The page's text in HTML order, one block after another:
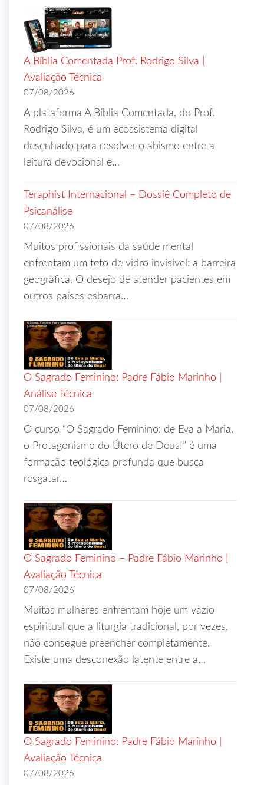
A Bíblia Comentada Prof. Rodrigo Silva |
Avaliação Técnica
07/08/2026
A plataforma A Bíblia Comentada, do Prof.
Rodrigo Silva, é um ecossistema digital
desenhado para resolver o abismo entre a
leitura devocional e…
Teraphist Internacional – Dossiê Completo de
Psicanálise
07/08/2026
Muitos profissionais da saúde mental
enfrentam um teto de vidro invisível: a barreira
geográfica. O desejo de atender pacientes em
outros países esbarra…
O Sagrado Feminino: Padre Fábio Marinho |
Análise Técnica
07/08/2026
O curso “O Sagrado Feminino: de Eva a Maria,
o Protagonismo do Útero de Deus!” é uma
formação teológica profunda que busca
resgatar…
O Sagrado Feminino – Padre Fábio Marinho |
Avaliação Técnica
07/08/2026
Muitas mulheres enfrentam hoje um vazio
espiritual que a liturgia tradicional, por vezes,
não consegue preencher completamente.
Existe uma desconexão latente entre a…
O Sagrado Feminino: Padre Fábio Marinho |
Avaliação Técnica
07/08/2026